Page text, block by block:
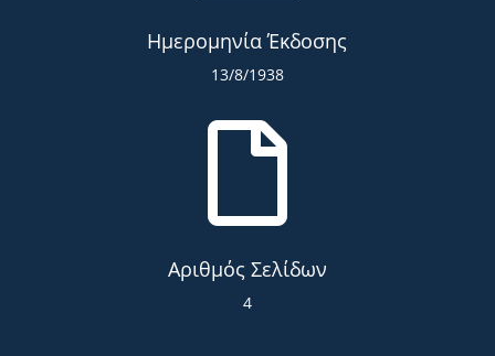
Ημερομηνία Έκδοσης
13/8/1938

Αριθμός Σελίδων
4